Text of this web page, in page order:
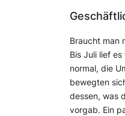
Braucht man
Bis Juli lief
normal, die
bewegten
dessen, was
vorgab. Ein